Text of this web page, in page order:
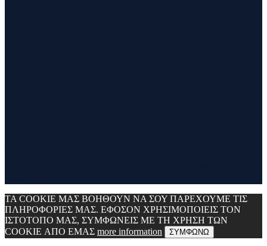
ΤΑ COOKIE ΜΑΣ ΒΟΗΘΟΥΝ ΝΑ ΣΟΥ ΠΑΡΕΧΟΥΜΕ ΤΙΣ
ΠΛΗΡΟΦΟΡΙΕΣ ΜΑΣ. ΕΦΟΣΟΝ ΧΡΗΣΙΜΟΠΟΙΕΙΣ ΤΟΝ
ΙΣΤΟΤΟΠΟ ΜΑΣ, ΣΥΜΦΩΝΕΙΣ ΜΕ ΤΗ ΧΡΗΣΗ ΤΩΝ
COOKIE ΑΠΟ ΕΜΑΣ more information ΣΥΜΦΩΝΩ